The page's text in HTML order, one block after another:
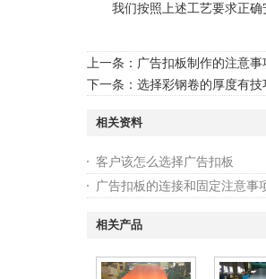
我们按照上述工艺要求正确安
上一条： 广告扣板制作的注意事
下一条： 选择彩钢卷的厚度有技
相关资料
客户该怎么选择广告扣板
广告扣板的连接和固定注意事
相关产品